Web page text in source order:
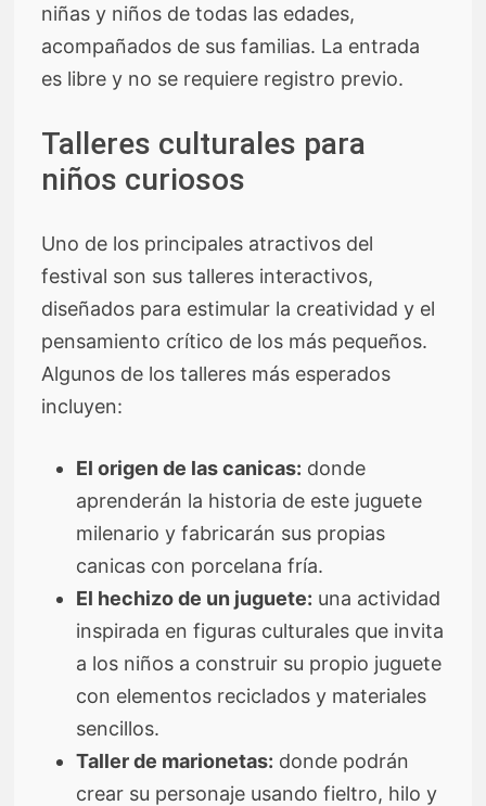
niñas y niños de todas las edades,
acompañados de sus familias. La entrada
es libre y no se requiere registro previo.
Talleres culturales para
niños curiosos
Uno de los principales atractivos del
festival son sus talleres interactivos,
diseñados para estimular la creatividad y el
pensamiento crítico de los más pequeños.
Algunos de los talleres más esperados
incluyen:
El origen de las canicas: donde
aprenderán la historia de este juguete
milenario y fabricarán sus propias
canicas con porcelana fría.
El hechizo de un juguete: una actividad
inspirada en figuras culturales que invita
a los niños a construir su propio juguete
con elementos reciclados y materiales
sencillos.
Taller de marionetas: donde podrán
crear su personaje usando fieltro, hilo y